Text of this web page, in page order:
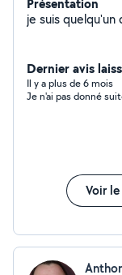
je suis
Dernier avis
Il y a plus de 6 mois
Je n'ai pas donné
Voir